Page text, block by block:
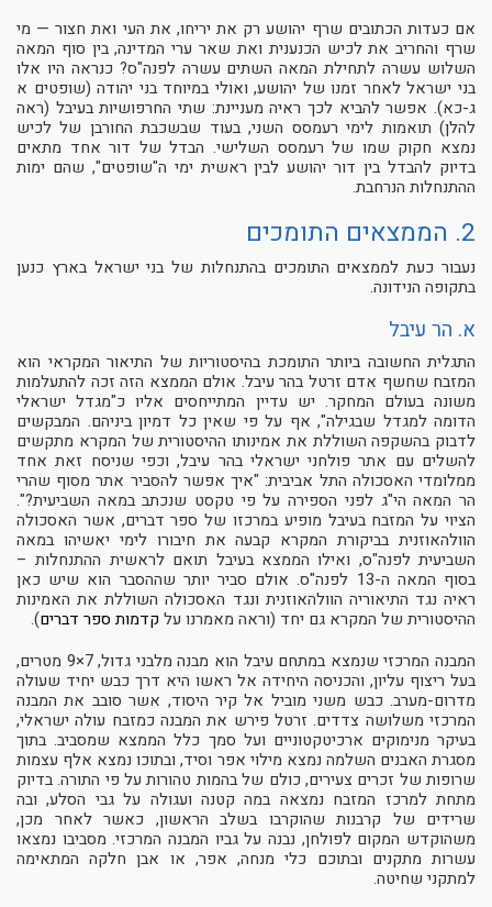
אם כעדות הכתובים שרף יהושע רק את יריחו, את העי ואת חצור — מי
שרף והחריב את לכיש הכנענית ואת שאר ערי המדינה, בין סוף המאה
השלוש עשרה לתחילת המאה השתים עשרה לפנה"ס? כנראה היו אלו
בני ישראל לאחר זמנו של יהושע, ואולי במיוחד בני יהודה (שופטים א
ג-כא). אפשר להביא לכך ראיה מעניינת: שתי החרפושיות בעיבל (ראה
להלן) תואמות לימי רעמסס השני, בעוד שבשכבת החורבן של לכיש
נמצא חקוק שמו של רעמסס השלישי. הבדל של דור אחד מתאים
בדיוק להבדל בין דור יהושע לבין ראשית ימי ה"שופטים", שהם ימות
ההתנחלות הנרחבת.
2. הממצאים התומכים
נעבור כעת לממצאים התומכים בהתנחלות של בני ישראל בארץ כנען
בתקופה הנידונה.
א. הר עיבל
התגלית החשובה ביותר התומכת בהיסטוריות של התיאור המקראי הוא
המזבח שחשף אדם זרטל בהר עיבל. אולם הממצא הזה זכה להתעלמות
משונה בעולם המחקר. יש עדיין המתייחסים אליו כ"מגדל ישראלי
הדומה למגדל שבגילה", אף על פי שאין כל דמיון ביניהם. המבקשים
לדבוק בהשקפה השוללת את אמינותו ההיסטורית של המקרא מתקשים
להשלים עם אתר פולחני ישראלי בהר עיבל, וכפי שניסח זאת אחד
ממלומדי האסכולה התל אביבית: "איך אפשר להסביר אתר מסוף שהרי
הר המאה הי"ג לפני הספירה על פי טקסט שנכתב במאה השביעית?".
הציוי על המזבח בעיבל מופיע במרכזו של ספר דברים, אשר האסכולה
הוולהאוזנית בביקורת המקרא קבעה את חיבורו לימי יאשיהו במאה
השביעית לפנה"ס, ואילו הממצא בעיבל תואם לראשית ההתנחלות –
בסוף המאה ה-13 לפנה"ס. אולם סביר יותר שההסבר הוא שיש כאן
ראיה נגד התיאוריה הוולהאוזנית ונגד האסכולה השוללת את האמינות
ההיסטורית של המקרא גם יחד (וראה מאמרנו על קדמות ספר דברים).
המבנה המרכזי שנמצא במתחם עיבל הוא מבנה מלבני גדול, 7×9 מטרים,
בעל ריצוף עליון, והכניסה היחידה אל ראשו היא דרך כבש יחיד שעולה
מדרום-מערב. כבש משני מוביל אל קיר היסוד, אשר סובב את המבנה
המרכזי משלושה צדדים. זרטל פירש את המבנה כמזבח עולה ישראלי,
בעיקר מנימוקים ארכיטקטוניים ועל סמך כלל הממצא שמסביב. בתוך
מסגרת האבנים השלמה נמצא מילוי אפר וסיד, ובתוכו נמצא אלף עצמות
שרופות של זכרים צעירים, כולם של בהמות טהורות על פי התורה. בדיוק
מתחת למרכז המזבח נמצאה במה קטנה ועגולה על גבי הסלע, ובה
שרידים של קרבנות שהוקרבו בשלב הראשון, כאשר לאחר מכן,
משהוקדש המקום לפולחן, נבנה על גביו המבנה המרכזי. מסביבו נמצאו
עשרות מתקנים ובתוכם כלי מנחה, אפר, או אבן חלקה המתאימה
למתקני שחיטה.